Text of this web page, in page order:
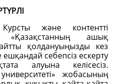
және контентті
«Қазақстанның ашық
қолдануыңызды кез
себепсіз ескерту
алуына келісесіз.
жобасының